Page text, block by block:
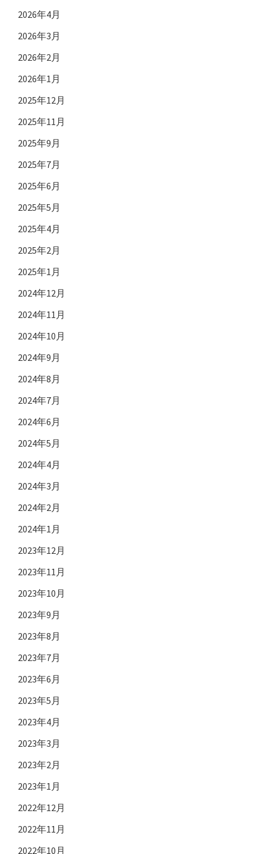
2026年4月
2026年3月
2026年2月
2026年1月
2025年12月
2025年11月
2025年9月
2025年7月
2025年6月
2025年5月
2025年4月
2025年2月
2025年1月
2024年12月
2024年11月
2024年10月
2024年9月
2024年8月
2024年7月
2024年6月
2024年5月
2024年4月
2024年3月
2024年2月
2024年1月
2023年12月
2023年11月
2023年10月
2023年9月
2023年8月
2023年7月
2023年6月
2023年5月
2023年4月
2023年3月
2023年2月
2023年1月
2022年12月
2022年11月
2022年10月